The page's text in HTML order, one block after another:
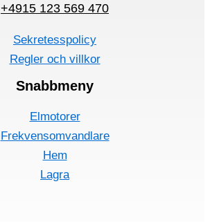
+4915 123 569 470
Sekretesspolicy
Regler och villkor
Snabbmeny
Elmotorer
Frekvensomvandlare
Hem
Lagra